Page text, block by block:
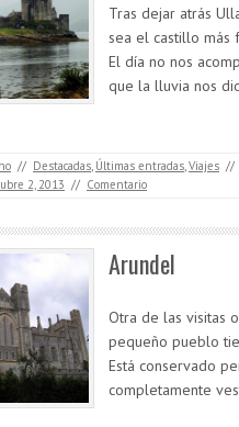
Tras dejar atrás
sea el castillo más
El día no nos
que la lluvia nos
// Destacadas, Últimas entradas,Viajes //
2, 2013 // Comentario
Arundel
Otra de las visitas
pequeño pueblo
Está conservado
completamente